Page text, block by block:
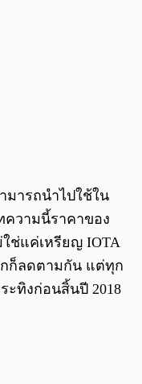
มารถนำไปใช้ใน
วามนี้ราคาของ
ช่แค่เหรียญ IOTA
ก็ลดตามกัน แต่ทุก
ทิงก่อนสิ้นปี 2018